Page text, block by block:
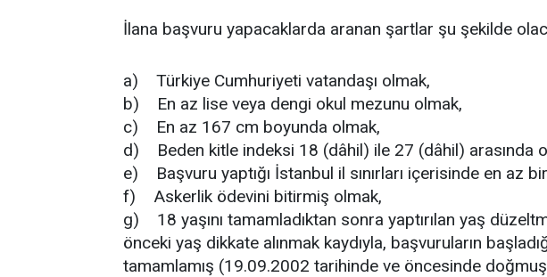
İlana başvuru yapacaklarda aranan şartlar şu şekilde
a) Türkiye Cumhuriyeti vatandaşı olmak,
b) En az lise veya dengi okul mezunu olmak,
c) En az 167 cm boyunda olmak,
d) Beden kitle indeksi 18 (dâhil) ile 27 (dâhil) arasında
e) Başvuru yaptığı İstanbul il sınırları içerisinde en az
f) Askerlik ödevini bitirmiş olmak,
g) 18 yaşını tamamladıktan sonra yaptırılan yaş
önceki yaş dikkate alınmak kaydıyla, başvuruların
tamamlamış (19.09.2002 tarihinde ve öncesinde